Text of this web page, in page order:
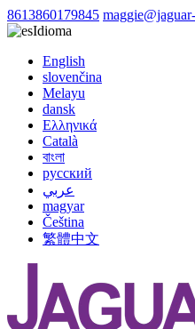
8613860179845
Idioma
English
slovenčina
Melayu
dansk
Ελληνικά
Català
বাংলা
русский
عربي
magyar
Čeština
繁體中文